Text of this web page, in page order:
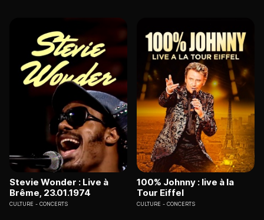
Stevie Wonder : Live à
Brême, 23.01.1974
CULTURE CONCERTS
100% Johnny : live à la
Tour Eiffel
CULTURE CONCERTS